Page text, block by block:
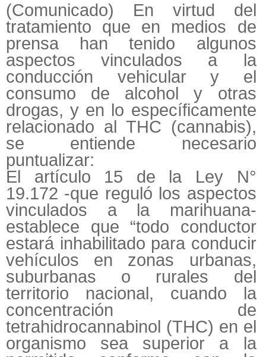
(Comunicado) En virtud del
tratamiento que en medios de
prensa han tenido algunos
aspectos vinculados a la
conducción vehicular y el
consumo de alcohol y otras
drogas, y en lo específicamente
relacionado al THC (cannabis),
se entiende necesario
puntualizar:
El artículo 15 de la Ley N°
19.172 -que reguló los aspectos
vinculados a la marihuana-
establece que “todo conductor
estará inhabilitado para conducir
vehículos en zonas urbanas,
suburbanas o rurales del
territorio nacional, cuando la
concentración de
tetrahidrocannabinol (THC) en el
organismo sea superior a la